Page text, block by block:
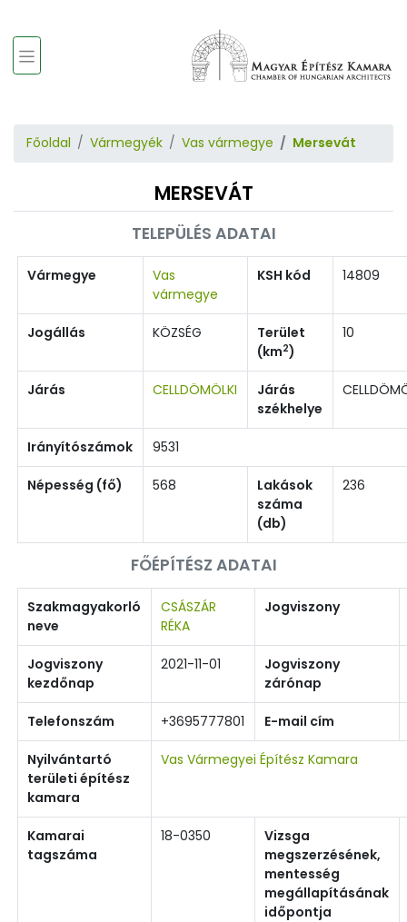
Főoldal Vármegyék Vas vármegye Mersevát
MERSEVÁT
TELEPÜLÉS ADATAI
Vármegye
Vas
vármegye
KSH kód 14809
Jogállás KÖZSÉG
Terület
(km2)
10
Járás CELLDÖMÖLKI
Járás
székhelye
Irányítószámok 9531
Népesség (fő) 568
Lakások
száma
(db)
236
FŐÉPÍTÉSZ ADATAI
Szakmagyakorló
neve
CSÁSZÁR
RÉKA
Jogviszony
Jogviszony
kezdőnap
2021-11-01
Jogviszony
zárónap
Telefonszám +3695777801 E-mail cím
Nyilvántartó
területi építész
kamara
Vas Vármegyei Építész Kamara
Kamarai
tagszáma
18-0350
Vizsga
megszerzésének,
mentesség
megállapításának
időpontja